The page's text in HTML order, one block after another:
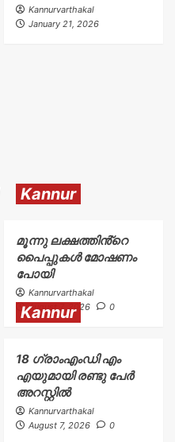
Kannurvarthakal
January 21, 2026
Kannur
മൂന്നു ലക്ഷത്തിൻ്റെ
പൈപ്പുകൾ മോഷണം
പോയി
Kannurvarthakal
August 7, 2026
0
Kannur
18 ഗ്രാംഎംഡി എം
എയുമായി രണ്ടു പേർ
അറസ്റ്റിൽ
Kannurvarthakal
August 7, 2026
0